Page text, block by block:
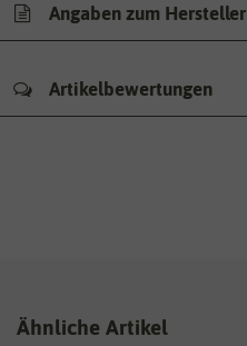
Angaben zum Hersteller
Artikelbewertungen
Ähnliche Artikel